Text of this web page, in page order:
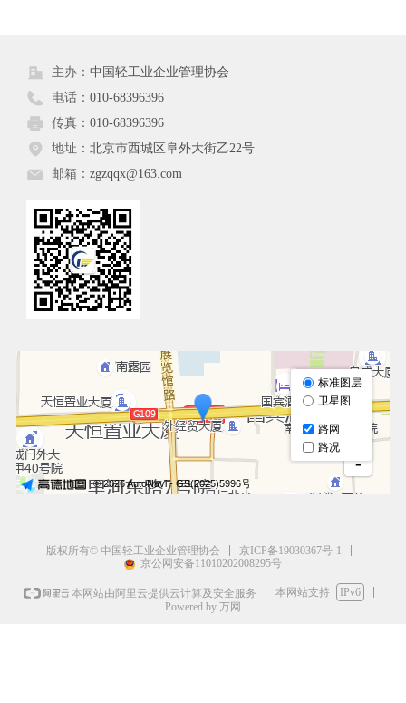
主办： 中国轻工业企业管理协会
电话： 010-68396396
传真： 010-68396396
地址： 北京市西城区阜外大街乙22号
邮箱： zgzqqx@163.com
版权所有© 中国轻工业企业管理协会
京ICP备19030367号-1
京公网安备11010202008295号
本网站由阿里云提供云计算及安全服务 本网站支持
IPv6
Powered by 万网